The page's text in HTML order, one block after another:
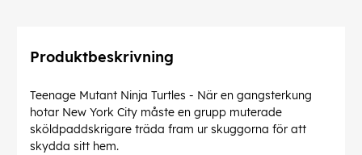
Produktbeskrivning
Teenage Mutant Ninja Turtles - När en gangsterkung
hotar New York City måste en grupp muterade
sköldpaddskrigare träda fram ur skuggorna för att
skydda sitt hem.